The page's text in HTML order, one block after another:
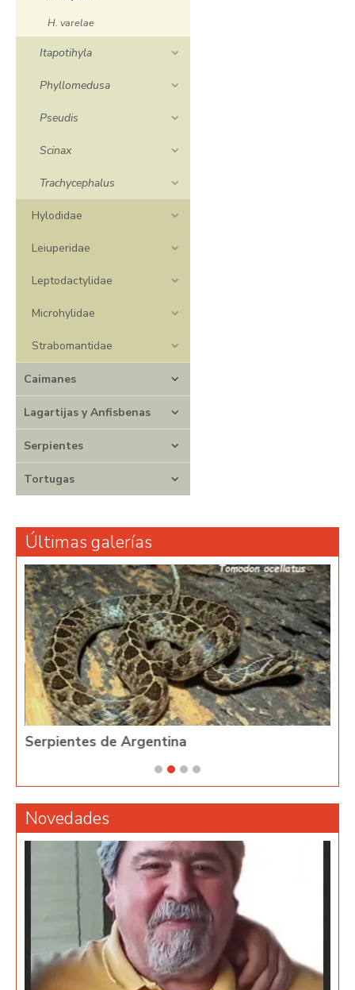
H. varelae
Itapotihyla
Phyllomedusa
Pseudis
Scinax
Trachycephalus
Hylodidae
Leiuperidae
Leptodactylidae
Microhylidae
Strabomantidae
Caimanes
Lagartijas y Anfisbenas
Serpientes
Tortugas
Últimas galerías
Serpientes de Argentina
Novedades